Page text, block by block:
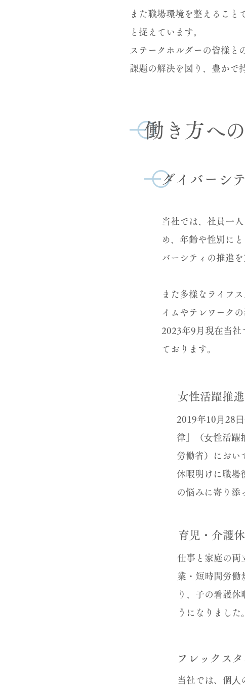
また職場環境を整えること
と捉えています。
ステークホルダーの皆様と
課題の解決を図り、豊かで
働き方へ
ダイバーシ
当社では、社員一
め、年齢や性別に
バーシティの推進
また多様なライフ
イムやテレワーク
2023年9月現在当社
ております。
女性活躍推進
2019年10⽉28
律」（⼥性活躍
労働省）におい
休暇明けに職場
の悩みに寄り添
育児・介護
仕事と家庭の両
業・短時間労働
り、子の看護
うになりました。
フレックス
当社では、個⼈